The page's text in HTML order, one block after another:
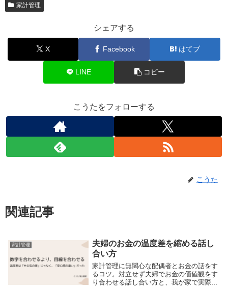
家計管理
シェアする
X Facebook はてブ
LINE コピー
こうたをフォローする
こうた
関連記事
家計管理
夫婦のお金の温度差を縮める話し
合い方
家計管理に無関心な配偶者とお金の話をす
るコツ。対立せず夫婦でお金の価値観をす
り合わせる話し合い方と、我が家で実際に